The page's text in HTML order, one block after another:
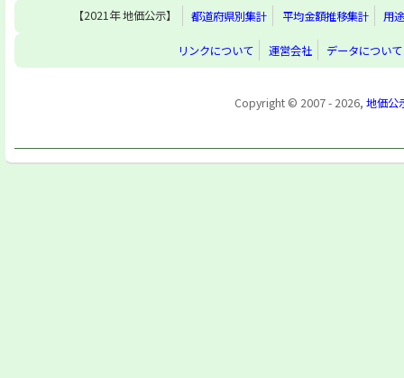
【2021年 地価公示】 都道府県別集計 平均金額推移集計 用
リンクについて 運営会社 データについて
Copyright © 2007 - 2026,地価公